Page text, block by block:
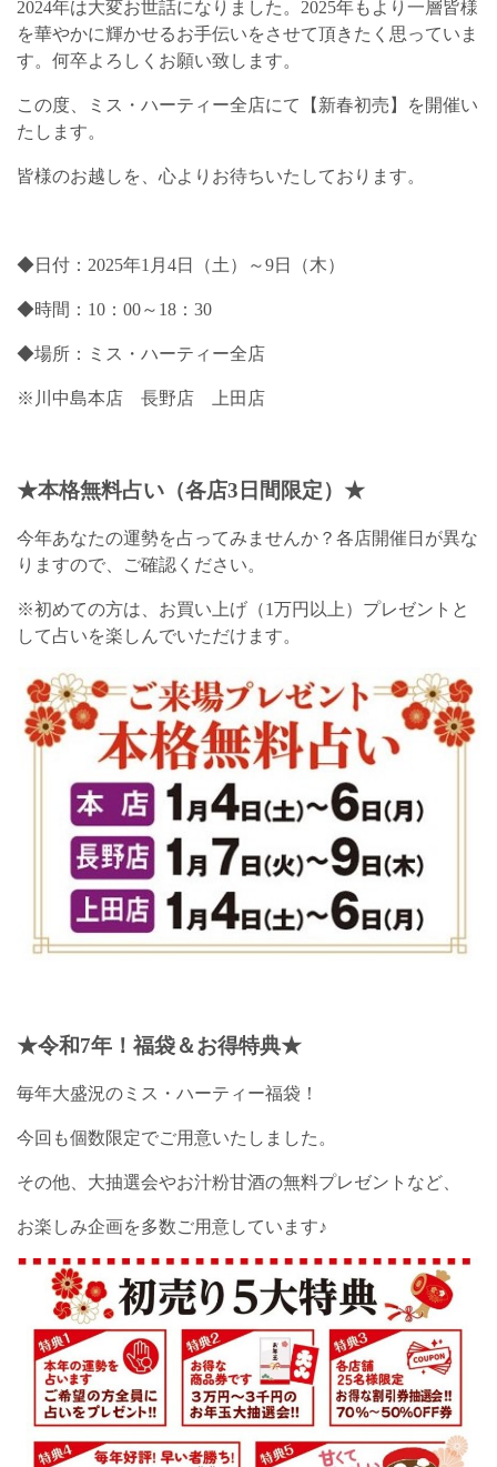
2024年は大変お世話になりました。2025年もより一層皆様
を華やかに輝かせるお手伝いをさせて頂きたく思っていま
す。何卒よろしくお願い致します。
この度、ミス・ハーティー全店にて【新春初売】を開催い
たします。
皆様のお越しを、心よりお待ちいたしております。
◆日付：2025年1月4日（土）～9日（木）
◆時間：10：00～18：30
◆場所：ミス・ハーティー全店
※川中島本店 長野店 上田店
★本格無料占い（各店3日間限定）★
今年あなたの運勢を占ってみませんか？各店開催日が異な
りますので、ご確認ください。
※初めての方は、お買い上げ（1万円以上）プレゼントと
して占いを楽しんでいただけます。
★令和7年！ 福袋＆お得特典★
毎年大盛況のミス・ハーティー福袋！
今回も個数限定でご用意いたしました。
その他、大抽選会やお汁粉甘酒の無料プレゼントなど、
お楽しみ企画を多数ご用意しています♪